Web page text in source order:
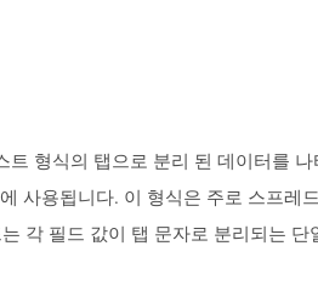
트 형식의 탭으로 분리 된 데이터를
사용됩니다. 이 형식은 주로 스프
각 필드 값이 탭 문자로 분리되는